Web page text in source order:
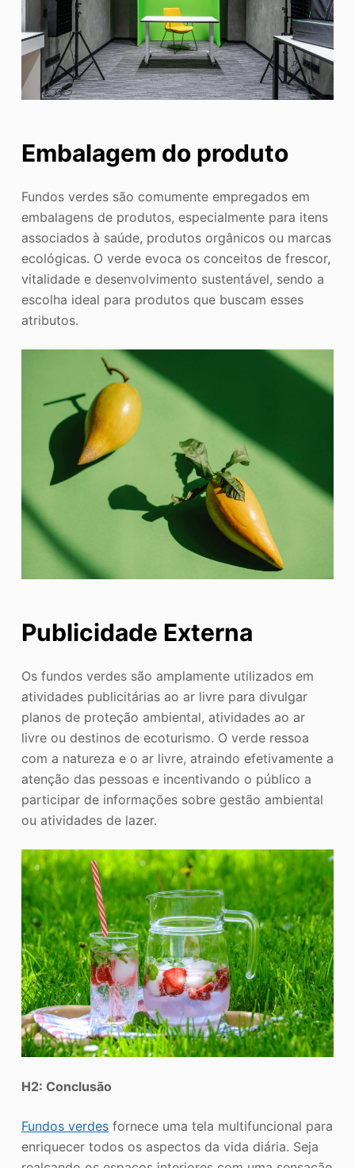
Embalagem do produto
Fundos verdes são comumente empregados em
embalagens de produtos, especialmente para itens
associados à saúde, produtos orgânicos ou marcas
ecológicas. O verde evoca os conceitos de frescor,
vitalidade e desenvolvimento sustentável, sendo a
escolha ideal para produtos que buscam esses
atributos.
Publicidade Externa
Os fundos verdes são amplamente utilizados em
atividades publicitárias ao ar livre para divulgar
planos de proteção ambiental, atividades ao ar
livre ou destinos de ecoturismo. O verde ressoa
com a natureza e o ar livre, atraindo efetivamente a
atenção das pessoas e incentivando o público a
participar de informações sobre gestão ambiental
ou atividades de lazer.
H2: Conclusão
Fundos verdesfornece uma tela multifuncional para
enriquecer todos os aspectos da vida diária. Seja